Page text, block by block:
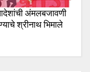
अंमलबजावणी
श्रीनाथ भिमाले